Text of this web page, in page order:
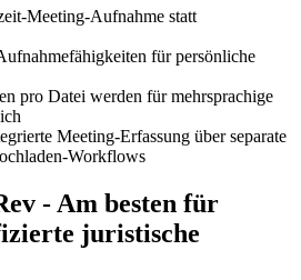
Meeting-Aufnahme statt
für persönliche
pro Datei werden für mehrsprachige
Meeting-Erfassung über separate
Workflows
- Am besten für
juristische